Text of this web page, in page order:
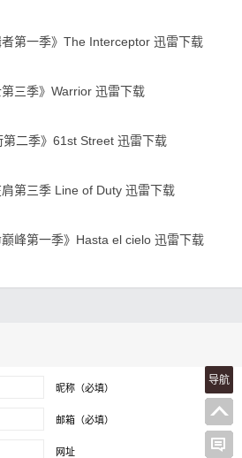
者第一季》The Interceptor 迅雷下载
第三季》Warrior 迅雷下载
第二季》61st Street 迅雷下载
第三季 Line of Duty 迅雷下载
巅峰第一季》Hasta el cielo 迅雷下载
昵称（必填）
邮箱（必填）
网址
导航